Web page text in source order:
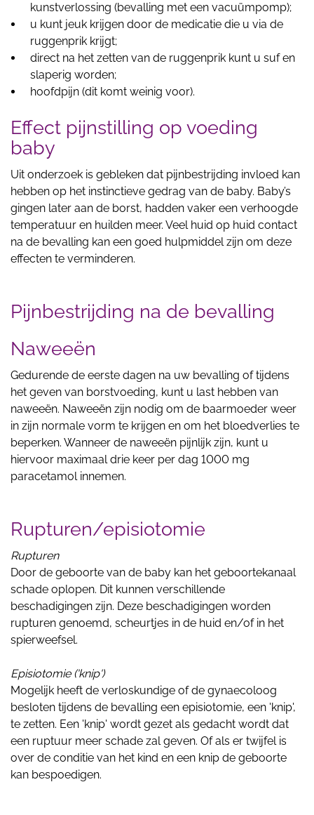
kunstverlossing (bevalling met een vacuümpomp);
u kunt jeuk krijgen door de medicatie die u via de
ruggenprik krijgt;
direct na het zetten van de ruggenprik kunt u suf en
slaperig worden;
hoofdpijn (dit komt weinig voor).
Effect pijnstilling op voeding
baby
Uit onderzoek is gebleken dat pijnbestrijding invloed kan
hebben op het instinctieve gedrag van de baby. Baby’s
gingen later aan de borst, hadden vaker een verhoogde
temperatuur en huilden meer. Veel huid op huid contact
na de bevalling kan een goed hulpmiddel zijn om deze
effecten te verminderen.
Pijnbestrijding na de bevalling
Naweeën
Gedurende de eerste dagen na uw bevalling of tijdens
het geven van borstvoeding, kunt u last hebben van
naweeën. Naweeën zijn nodig om de baarmoeder weer
in zijn normale vorm te krijgen en om het bloedverlies te
beperken. Wanneer de naweeën pijnlijk zijn, kunt u
hiervoor maximaal drie keer per dag 1000 mg
paracetamol innemen.
Rupturen/episiotomie
Rupturen
Door de geboorte van de baby kan het geboortekanaal
schade oplopen. Dit kunnen verschillende
beschadigingen zijn. Deze beschadigingen worden
rupturen genoemd, scheurtjes in de huid en/of in het
spierweefsel.
Episiotomie ('knip')
Mogelijk heeft de verloskundige of de gynaecoloog
besloten tijdens de bevalling een episiotomie, een 'knip',
te zetten. Een 'knip' wordt gezet als gedacht wordt dat
een ruptuur meer schade zal geven. Of als er twijfel is
over de conditie van het kind en een knip de geboorte
kan bespoedigen.